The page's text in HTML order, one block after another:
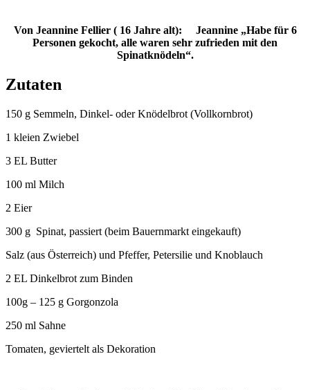
Von Jeannine Fellier ( 16 Jahre alt): Jeannine „Habe für 6
Personen gekocht, alle waren sehr zufrieden mit den
Spinatknödeln“.
Zutaten
150 g Semmeln, Dinkel- oder Knödelbrot (Vollkornbrot)
1 kleien Zwiebel
3 EL Butter
100 ml Milch
2 Eier
300 g Spinat, passiert (beim Bauernmarkt eingekauft)
Salz (aus Österreich) und Pfeffer, Petersilie und Knoblauch
2 EL Dinkelbrot zum Binden
100g – 125 g Gorgonzola
250 ml Sahne
Tomaten, geviertelt als Dekoration